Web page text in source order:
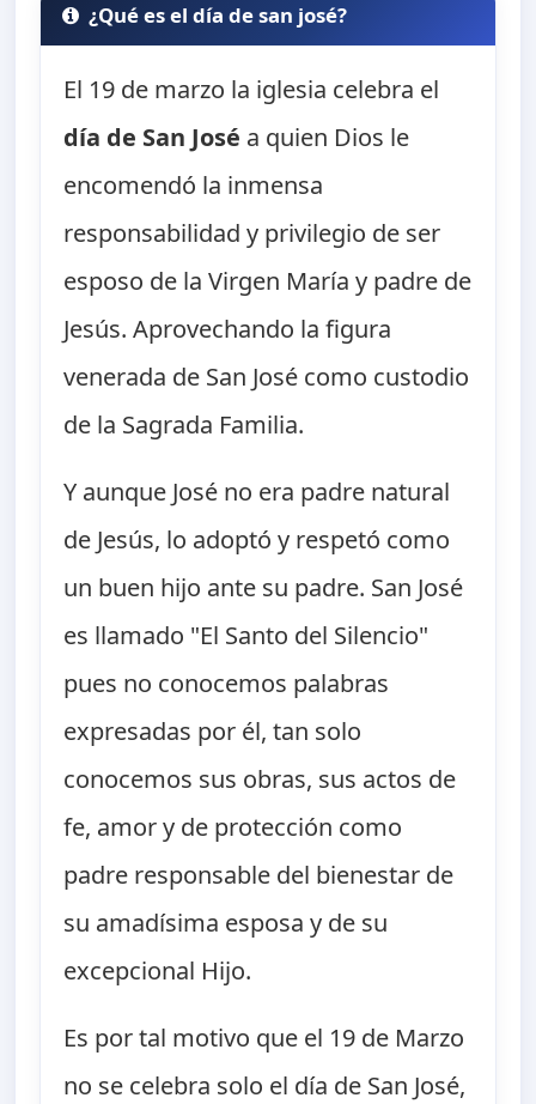
¿Qué es el día de san josé?
El 19 de marzo la iglesia celebra el
día de San José a quien Dios le
encomendó la inmensa
responsabilidad y privilegio de ser
esposo de la Virgen María y padre de
Jesús. Aprovechando la figura
venerada de San José como custodio
de la Sagrada Familia.
Y aunque José no era padre natural
de Jesús, lo adoptó y respetó como
un buen hijo ante su padre. San José
es llamado "El Santo del Silencio"
pues no conocemos palabras
expresadas por él, tan solo
conocemos sus obras, sus actos de
fe, amor y de protección como
padre responsable del bienestar de
su amadísima esposa y de su
excepcional Hijo.
Es por tal motivo que el 19 de Marzo
no se celebra solo el día de San José,